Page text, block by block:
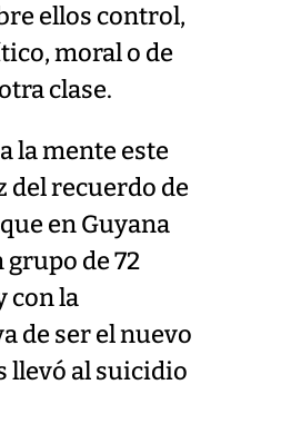
ellos control,
moral o de
clase.
la mente este
del recuerdo de
en Guyana
de 72
con la
de ser el nuevo
llevó al suicidio